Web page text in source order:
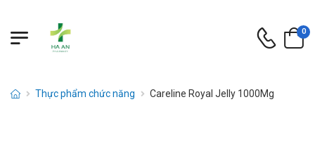
0
Thực phẩm chức năng Careline Royal Jelly 1000Mg